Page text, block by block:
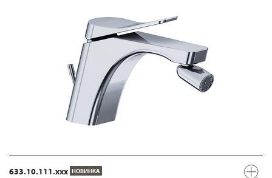
633.10.111.xxx НОВИНКА